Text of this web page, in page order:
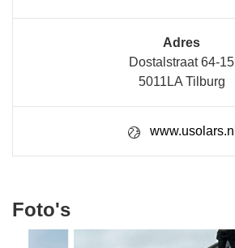
Adres
Dostalstraat 64-15
5011LA Tilburg
www.usolars.nl
Foto's